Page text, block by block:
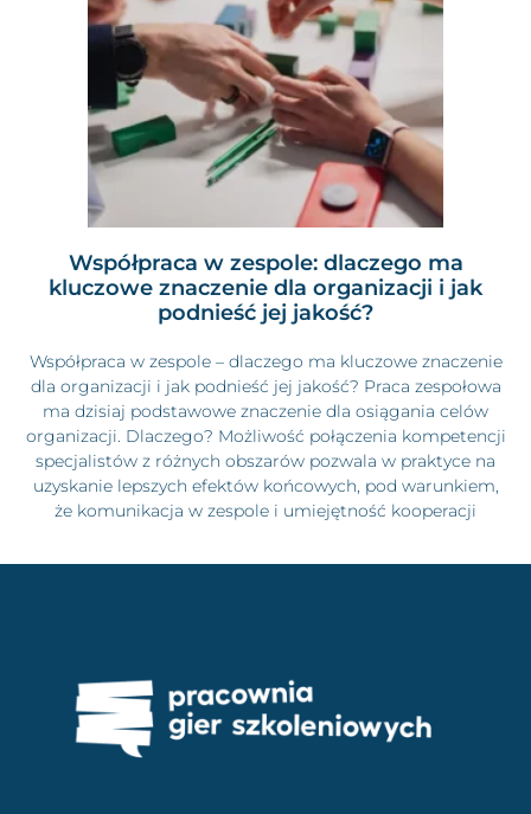
Współpraca w zespole: dlaczego ma
kluczowe znaczenie dla organizacji i jak
podnieść jej jakość?
Współpraca w zespole – dlaczego ma kluczowe znaczenie
dla organizacji i jak podnieść jej jakość? Praca zespołowa
ma dzisiaj podstawowe znaczenie dla osiągania celów
organizacji. Dlaczego? Możliwość połączenia kompetencji
specjalistów z różnych obszarów pozwala w praktyce na
uzyskanie lepszych efektów końcowych, pod warunkiem,
że komunikacja w zespole i umiejętność kooperacji